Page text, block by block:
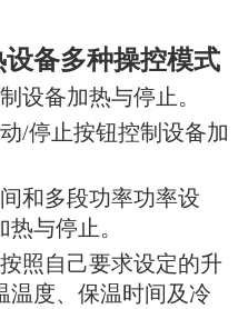
备多种操控模式
设备加热与停止。
/停止按钮控制设备加
和多段功率功率设
热与停止。
按照自己要求设定的升
温度、保温时间及冷